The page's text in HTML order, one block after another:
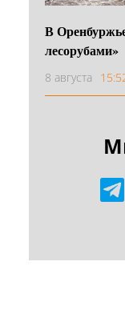
В
лесорубами»
8 августа